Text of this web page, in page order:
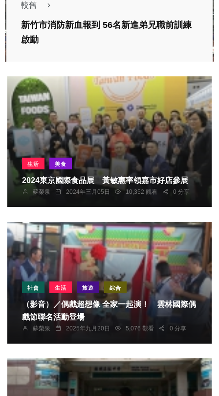
較舊
新竹市消防新血報到 56名新進弟兄職前訓練
啟動
生活 美食
2024東京國際食品展 黃敏惠率領嘉市好店參展
蘇榮泉 2024年三月05日 10,352 觀看 0 分享
社會 生活 旅遊 綜合
（影音）／偶戲超想像 全家一起演！ 雲林國際偶
戲節聯名活動登場
蘇榮泉 2025年九月20日 5,076 觀看 0 分享